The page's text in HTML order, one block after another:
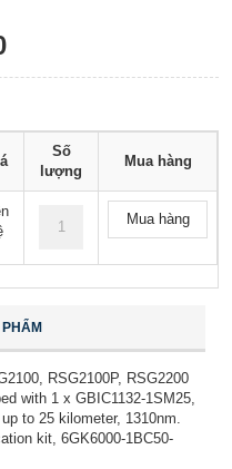
Số
lượng
Mua hàng
Mua hàng
RSG2100P, RSG2200
with 1 x GBIC1132-1SM25,
to 25 kilometer, 1310nm.
kit, 6GK6000-1BC50-